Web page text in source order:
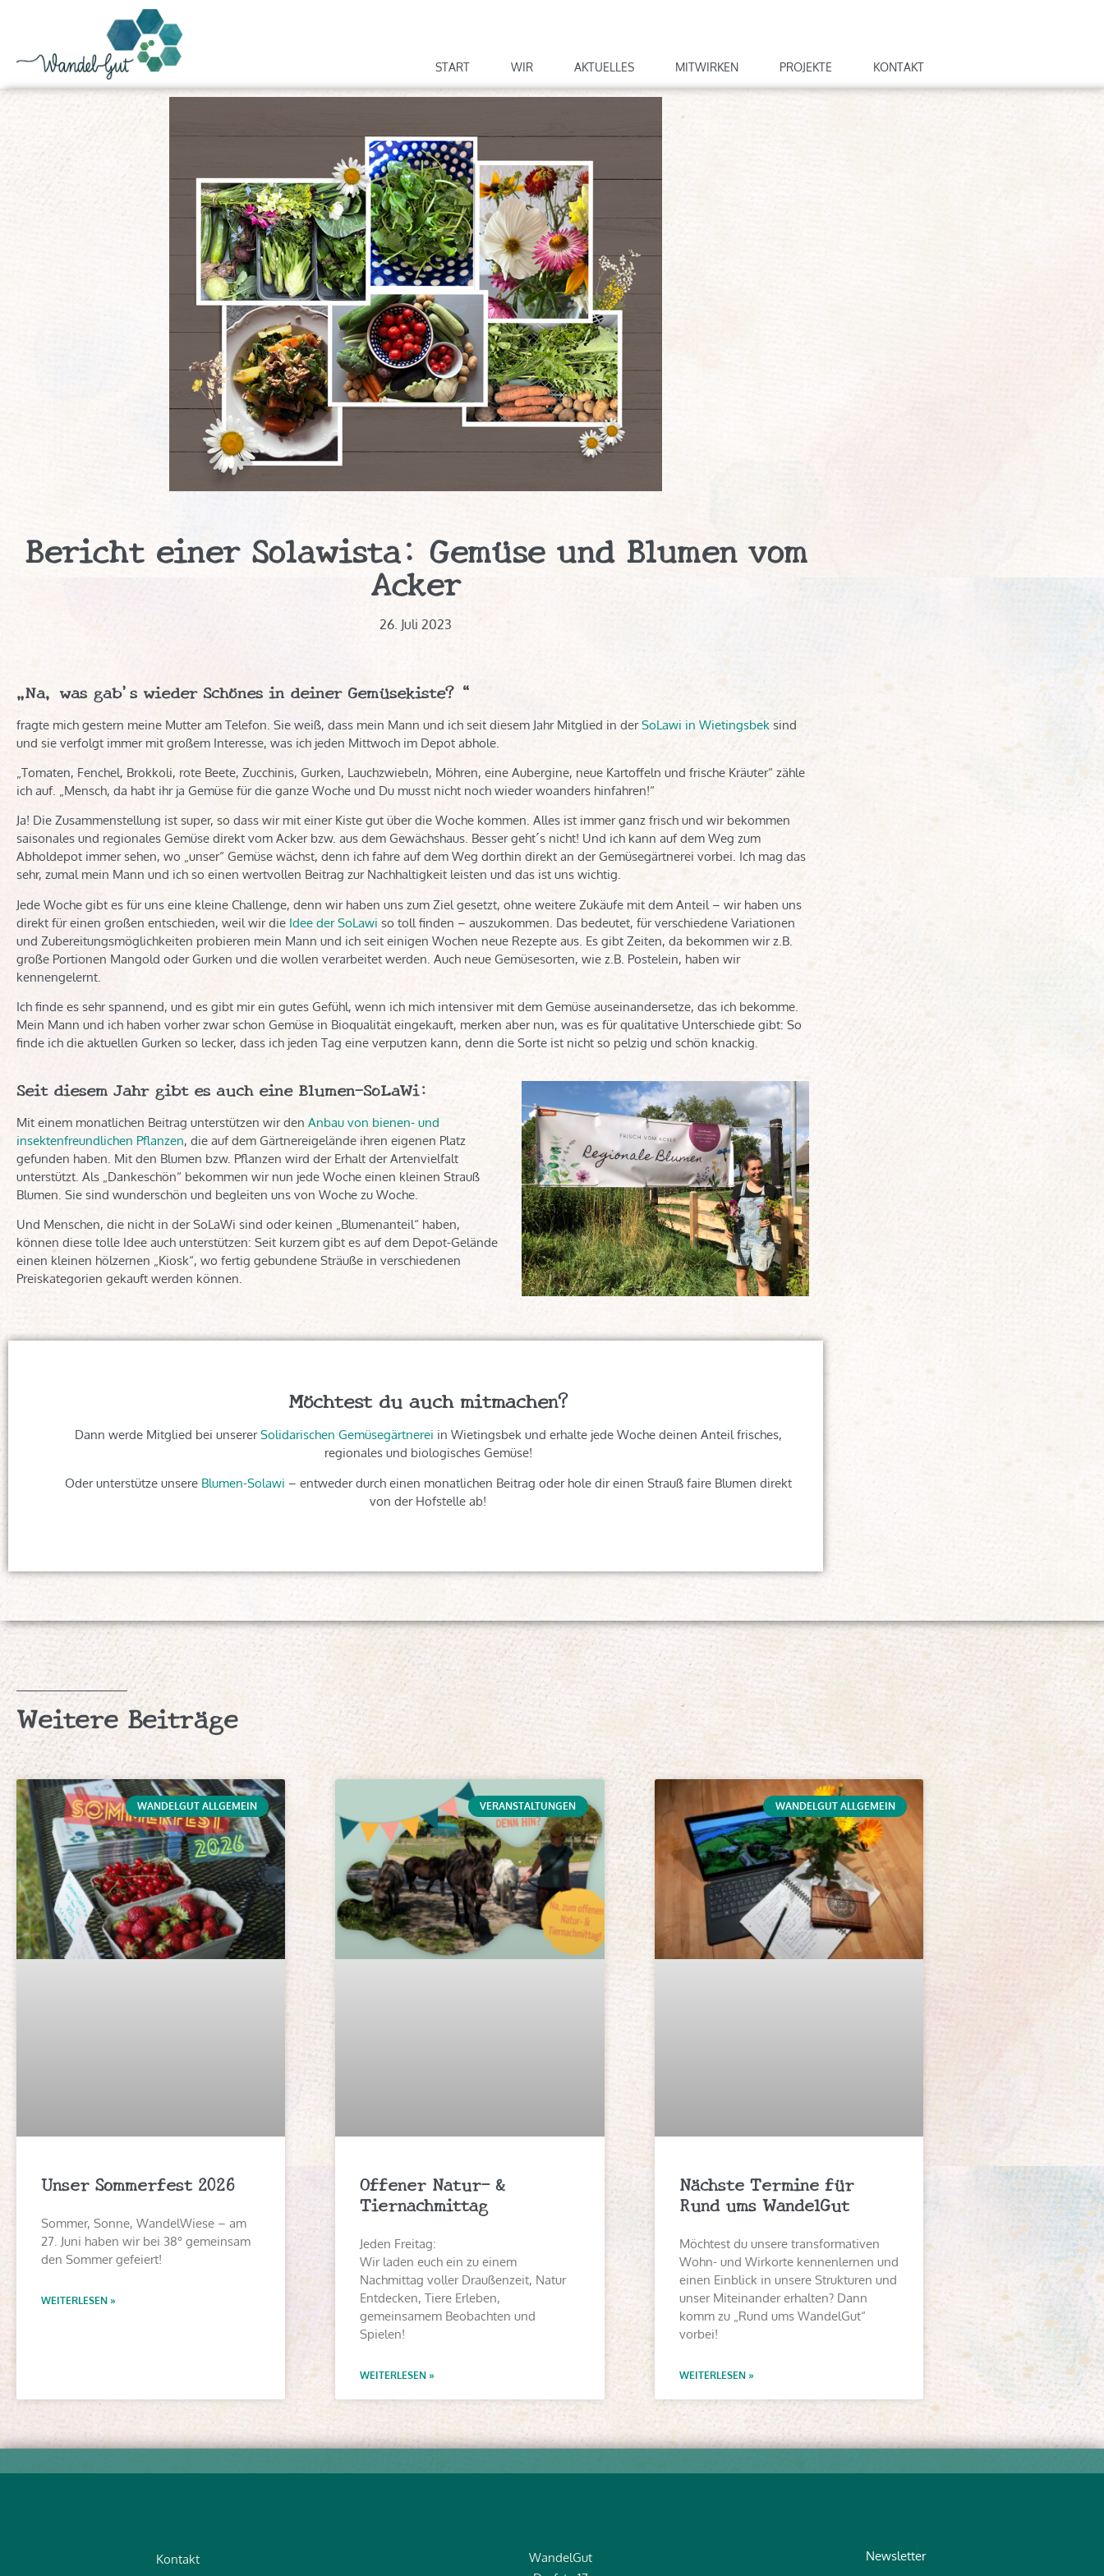
START WIR AKTUELLES MITWIRKEN PROJEKTE KONTAKT
Bericht einer Solawista: Gemüse und Blumen vom
Acker
26. Juli 2023
„Na, was gab's wieder Schönes in deiner Gemüsekiste?“
fragte mich gestern meine Mutter am Telefon. Sie weiß, dass mein Mann und ich seit diesem Jahr Mitglied in derSoLawi in Wietingsbek sind
und sie verfolgt immer mit großem Interesse, was ich jeden Mittwoch im Depot abhole.
„Tomaten, Fenchel, Brokkoli, rote Beete, Zucchinis, Gurken, Lauchzwiebeln, Möhren, eine Aubergine, neue Kartoffeln und frische Kräuter“ zähle
ich auf. „Mensch, da habt ihr ja Gemüse für die ganze Woche und Du musst nicht noch wieder woanders hinfahren!“
Ja! Die Zusammenstellung ist super, so dass wir mit einer Kiste gut über die Woche kommen. Alles ist immer ganz frisch und wir bekommen
saisonales und regionales Gemüse direkt vom Acker bzw. aus dem Gewächshaus. Besser geht´s nicht! Und ich kann auf dem Weg zum
Abholdepot immer sehen, wo „unser“ Gemüse wächst, denn ich fahre auf dem Weg dorthin direkt an der Gemüsegärtnerei vorbei. Ich mag das
sehr, zumal mein Mann und ich so einen wertvollen Beitrag zur Nachhaltigkeit leisten und das ist uns wichtig.
Jede Woche gibt es für uns eine kleine Challenge, denn wir haben uns zum Ziel gesetzt, ohne weitere Zukäufe mit dem Anteil – wir haben uns
direkt für einen großen entschieden, weil wir die Idee der SoLawi so toll finden – auszukommen. Das bedeutet, für verschiedene Variationen
und Zubereitungsmöglichkeiten probieren mein Mann und ich seit einigen Wochen neue Rezepte aus. Es gibt Zeiten, da bekommen wir z.B.
große Portionen Mangold oder Gurken und die wollen verarbeitet werden. Auch neue Gemüsesorten, wie z.B. Postelein, haben wir
kennengelernt.
Ich finde es sehr spannend, und es gibt mir ein gutes Gefühl, wenn ich mich intensiver mit dem Gemüse auseinandersetze, das ich bekomme.
Mein Mann und ich haben vorher zwar schon Gemüse in Bioqualität eingekauft, merken aber nun, was es für qualitative Unterschiede gibt: So
finde ich die aktuellen Gurken so lecker, dass ich jeden Tag eine verputzen kann, denn die Sorte ist nicht so pelzig und schön knackig.
Seit diesem Jahr gibt es auch eine Blumen-SoLaWi:
Mit einem monatlichen Beitrag unterstützen wir den Anbau von bienen- und
insektenfreundlichen Pflanzen, die auf dem Gärtnereigelände ihren eigenen Platz
gefunden haben. Mit den Blumen bzw. Pflanzen wird der Erhalt der Artenvielfalt
unterstützt. Als „Dankeschön“ bekommen wir nun jede Woche einen kleinen Strauß
Blumen. Sie sind wunderschön und begleiten uns von Woche zu Woche.
Und Menschen, die nicht in der SoLaWi sind oder keinen „Blumenanteil“ haben,
können diese tolle Idee auch unterstützen: Seit kurzem gibt es auf dem Depot-Gelände
einen kleinen hölzernen „Kiosk“, wo fertig gebundene Sträuße in verschiedenen
Preiskategorien gekauft werden können.
Möchtest du auch mitmachen?
Dann werde Mitglied bei unsererSolidarischen Gemüsegärtnerei in Wietingsbek und erhalte jede Woche deinen Anteil frisches,
regionales und biologisches Gemüse!
Oder unterstütze unsere Blumen-Solawi – entweder durch einen monatlichen Beitrag oder hole dir einen Strauß faire Blumen direkt
von der Hofstelle ab!
Weitere Beiträge
WANDELGUT ALLGEMEIN
Unser Sommerfest 2026
Sommer, Sonne, WandelWiese – am
27. Juni haben wir bei 38° gemeinsam
den Sommer gefeiert!
WEITERLESEN »
VERANSTALTUNGEN
Offener Natur- &
Tiernachmittag
Jeden Freitag:
Wir laden euch ein zu einem
Nachmittag voller Draußenzeit, Natur
Entdecken, Tiere Erleben,
gemeinsamem Beobachten und
Spielen!
WEITERLESEN »
WANDELGUT ALLGEMEIN
Nächste Termine für
Rund ums WandelGut
Möchtest du unsere transformativen
Wohn- und Wirkorte kennenlernen und
einen Einblick in unsere Strukturen und
unser Miteinander erhalten? Dann
komm zu „Rund ums WandelGut“
vorbei!
WEITERLESEN »
Kontakt
WandelGut
Newsletter